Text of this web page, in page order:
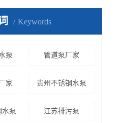
Keywords
泵 管道泵厂家
家 贵州不锈钢水泵
泵 江苏排污泵